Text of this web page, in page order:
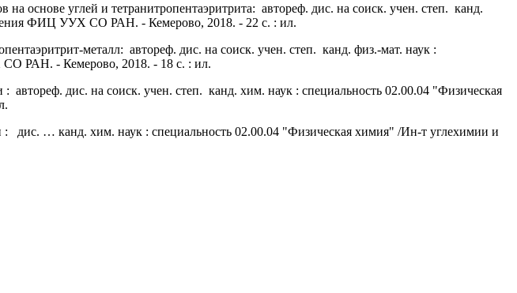
основе углей и тетранитропентаэритрита: автореф. дис. на соиск. учен. степ. канд.
ФИЦ УУХ СО РАН. - Кемерово, 2018. - 22 с. : ил.
металл: автореф. дис. на соиск. учен. степ. канд. физ.-мат. наук :
РАН. - Кемерово, 2018. - 18 с. : ил.
дис. на соиск. учен. степ. канд. хим. наук : специальность 02.00.04 "Физическая
: дис. … канд. хим. наук : специальность 02.00.04 "Физическая химия" /Ин-т углехимии и